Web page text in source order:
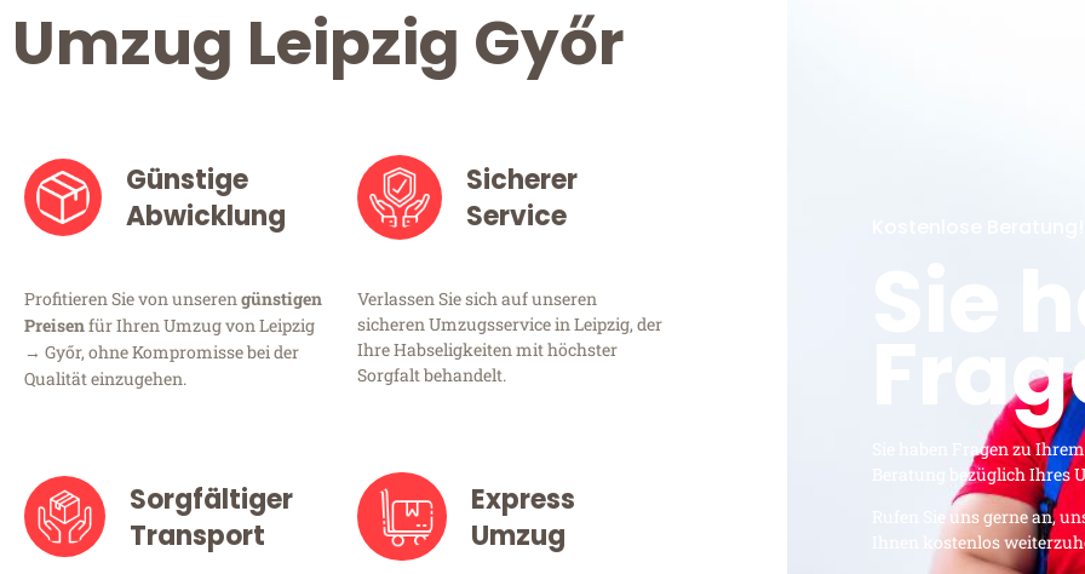
Umzug Leipzig Győr
Günstige
Abwicklung
Profitieren Sie von unserengünstigen
Preisenfür Ihren Umzug von Leipzig
→ Győr, ohne Kompromisse bei der
Qualität einzugehen.
Sicherer
Service
Verlassen Sie sich auf unseren
sicheren Umzugsservice in Leipzig, der
Ihre Habseligkeiten mit höchster
Sorgfalt behandelt.
Sorgfältiger
Transport
Express
Umzug
Sie
Sie haben Fragen zu
Beratung bezüglich Ihres
Rufen Sie uns gerne an,
Ihnen kostenlos